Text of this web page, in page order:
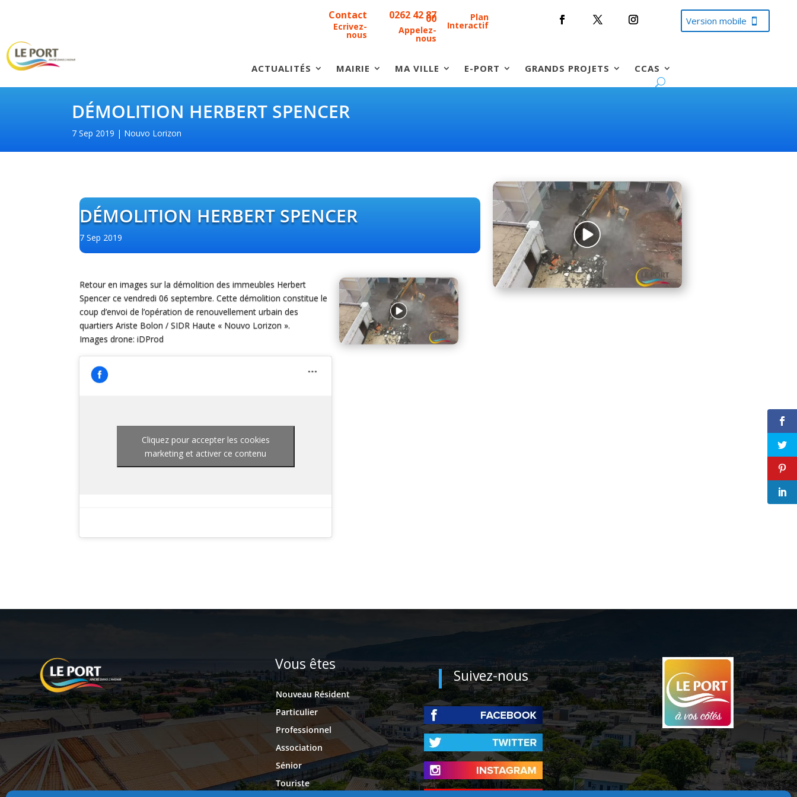
Contact
Ecrivez-
nous
0262 42 87
00
Appelez-
nous
Plan
Interactif Version mobile
ACTUALITÉS MAIRIE MA VILLE E-PORT GRANDS PROJETS CCAS
DÉMOLITION HERBERT SPENCER
7 Sep 2019 Nouvo Lorizon
DÉMOLITION HERBERT SPENCER
7 Sep 2019
Retour en images sur la démolition des immeubles Herbert
Spencer ce vendredi 06 septembre. Cette démolition constitue le
coup d’envoi de l’opération de renouvellement urbain des
quartiers Ariste Bolon / SIDR Haute « Nouvo Lorizon ».
Images drone: iDProd
Cliquez pour accepter les cookies
marketing et activer ce contenu
Vous êtes
Nouveau Résident
Particulier
Professionnel
Association
Sénior
Touriste
Suivez-nous